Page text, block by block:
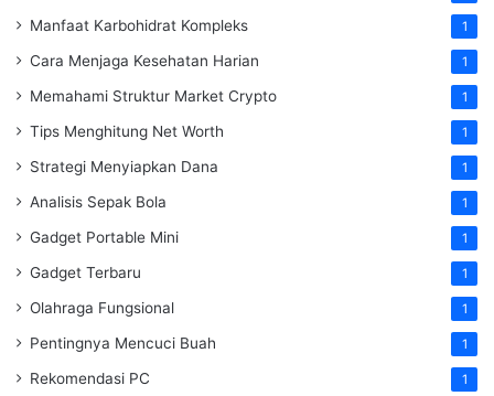
Manfaat Karbohidrat Kompleks 1
Cara Menjaga Kesehatan Harian 1
Memahami Struktur Market Crypto 1
Tips Menghitung Net Worth 1
Strategi Menyiapkan Dana 1
Analisis Sepak Bola 1
Gadget Portable Mini 1
Gadget Terbaru 1
Olahraga Fungsional 1
Pentingnya Mencuci Buah 1
Rekomendasi PC 1